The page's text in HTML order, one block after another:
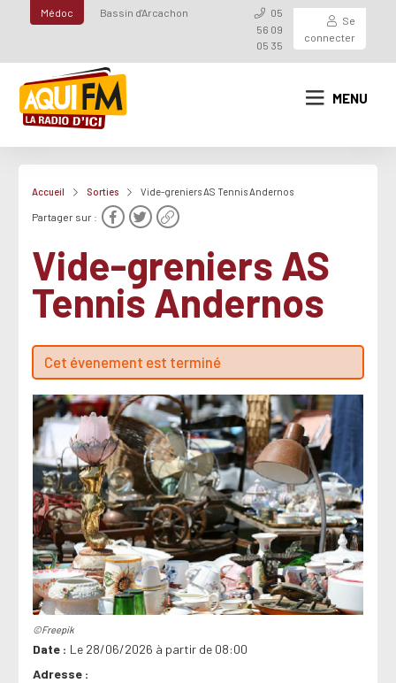
Médoc Bassin d'Arcachon
05
56 09
05 35
Se
connecter
MENU
Accueil Sorties Vide-greniers AS Tennis Andernos
Partager sur :
Vide-greniers AS
Tennis Andernos
Cet évenement est terminé
©Freepik
Date
Le 28/06/2026 à partir de 08:00
Adresse